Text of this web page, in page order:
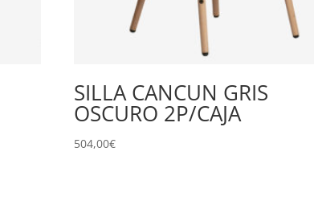
SILLA CANCUN GRIS
OSCURO 2P/CAJA
504,00€